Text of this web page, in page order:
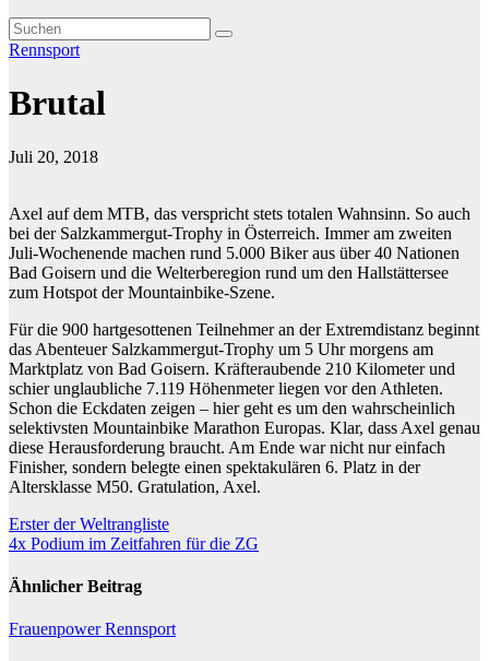
Rennsport
Brutal
Juli 20, 2018
Axel auf dem MTB, das verspricht stets totalen Wahnsinn. So auch
bei der Salzkammergut-Trophy in Österreich. Immer am zweiten
Juli-Wochenende machen rund 5.000 Biker aus über 40 Nationen
Bad Goisern und die Welterberegion rund um den Hallstättersee
zum Hotspot der Mountainbike-Szene.
Für die 900 hartgesottenen Teilnehmer an der Extremdistanz beginnt
das Abenteuer Salzkammergut-Trophy um 5 Uhr morgens am
Marktplatz von Bad Goisern. Kräfteraubende 210 Kilometer und
schier unglaubliche 7.119 Höhenmeter liegen vor den Athleten.
Schon die Eckdaten zeigen – hier geht es um den wahrscheinlich
selektivsten Mountainbike Marathon Europas. Klar, dass Axel genau
diese Herausforderung braucht. Am Ende war nicht nur einfach
Finisher, sondern belegte einen spektakulären 6. Platz in der
Altersklasse M50. Gratulation, Axel.
Beitragsnavigation
Erster der Weltrangliste
4x Podium im Zeitfahren für die ZG
Ähnlicher Beitrag
FrauenpowerRennsport